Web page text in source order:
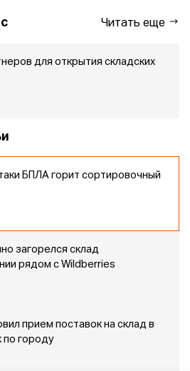
Читать еще
для открытия складских
БПЛА горит сортировочный
загорелся склад
рядом с Wildberries
прием поставок на склад в
по городу